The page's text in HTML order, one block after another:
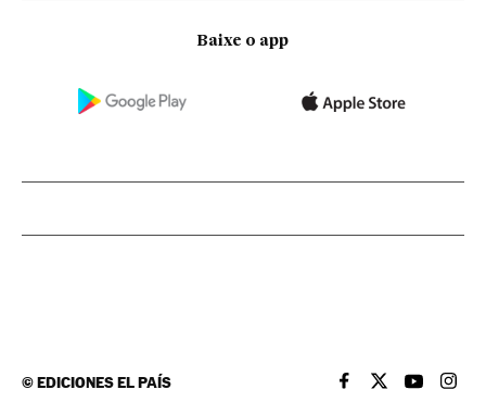
Baixe o app
©EDICIONES EL PAÍS EL PAÍS BRASIL EN
EL PAÍSEL PAÍS
EL